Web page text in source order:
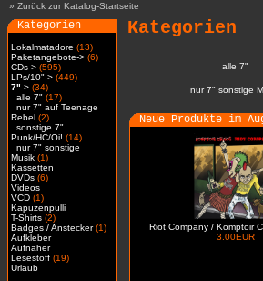
» Zurück zur Katalog-Startseite
Kategorien
Lokalmatadore (13)
Paketangebote-> (6)
CDs-> (595)
LPs/10"-> (449)
7"-> (34)
alle 7" (17)
nur 7" auf Teenage
Rebel (2)
sonstige 7"
Punk/HC/Oi! (14)
nur 7" sonstige
Musik (1)
Kassetten
DVDs (6)
Videos
VCD (1)
Kapuzenpulli
T-Shirts (2)
Badges / Anstecker(1)
Aufkleber
Aufnäher
Lesestoff (19)
Urlaub
Kategorien
alle 7"
nur 7" sonstige
Neue Produkte im
Riot Company / Komptoir
3.00EUR